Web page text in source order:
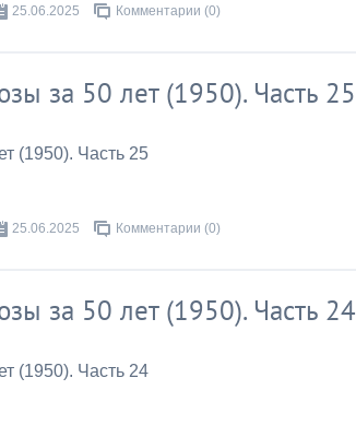
25.06.2025 Комментарии (0)
за 50 лет (1950). Часть 25
(1950). Часть 25
25.06.2025 Комментарии (0)
за 50 лет (1950). Часть 24
(1950). Часть 24